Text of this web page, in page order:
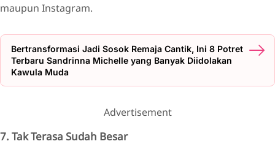
maupun Instagram.
Bertransformasi Jadi Sosok Remaja Cantik, Ini 8 Potret
Terbaru Sandrinna Michelle yang Banyak Diidolakan
Kawula Muda
Advertisement
7. Tak Terasa Sudah Besar